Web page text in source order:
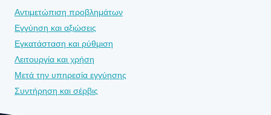
Αντιμετώπιση προβλημάτων
Εγγύηση και αξιώσεις
Εγκατάσταση και ρύθμιση
Λειτουργία και χρήση
Μετά την υπηρεσία εγγύησης
Συντήρηση και σέρβις